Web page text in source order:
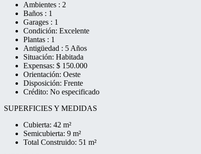
Ambientes : 2
Baños : 1
Garages : 1
Condición: Excelente
Plantas : 1
Antigüedad : 5 Años
Situación: Habitada
Expensas: $ 150.000
Orientación: Oeste
Disposición: Frente
Crédito: No especificado
SUPERFICIES Y MEDIDAS
Cubierta: 42 m²
Semicubierta: 9 m²
Total Construido: 51 m²